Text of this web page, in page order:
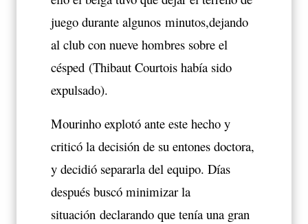
juego durante algunos minutos,dejando
al club con nueve hombres sobre el
césped (Thibaut Courtois había sido
expulsado).
Mourinho explotó ante este hecho y
criticó la decisión de su entones doctora,
y decidió separarla del equipo. Días
después buscó minimizar la
situación declarando que tenía una gran